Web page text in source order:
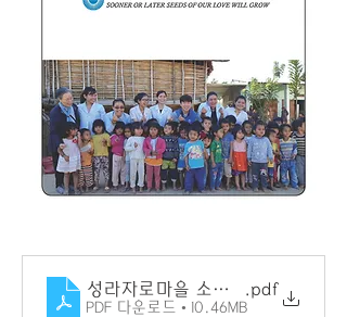
성라자로마을 소식지 142호
.pdf
PDF 다운로드 • 10.46MB